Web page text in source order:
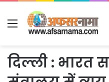
Menu
दिल्ली : भारत